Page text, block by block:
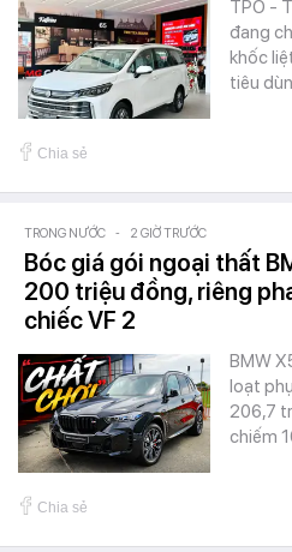
TPO -
đang
khốc
tiêu
Chia sẻ
TRONG NƯỚC - 2 GIỜ TRƯỚC
Bóc giá gói ngoại thất
200 triệu đồng, riêng
chiếc VF 2
BMW
loạt
206,7
chiếm
Chia sẻ